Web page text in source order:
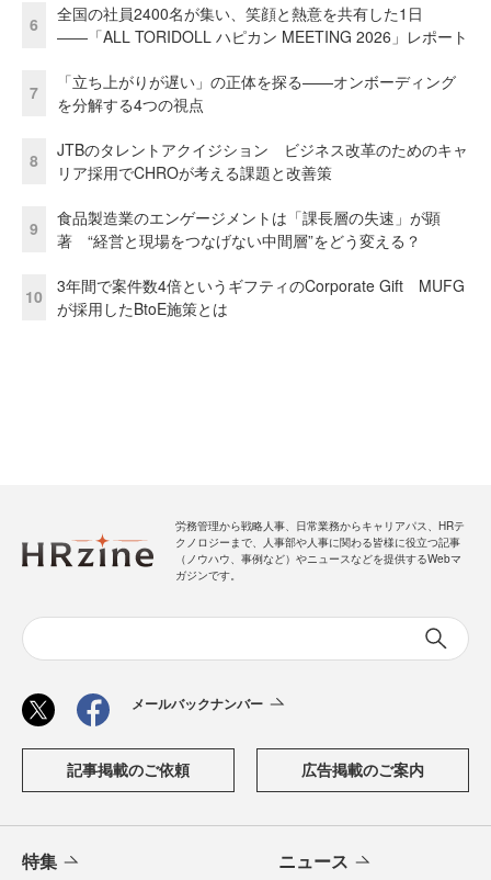
6
全国の社員2400名が集い、笑顔と熱意を共有した1日
――「ALL TORIDOLL ハピカン MEETING 2026」レポート
7
「立ち上がりが遅い」の正体を探る——オンボーディング
を分解する4つの視点
8
JTBのタレントアクイジション ビジネス改革のためのキャ
リア採用でCHROが考える課題と改善策
9
食品製造業のエンゲージメントは「課長層の失速」が顕
著 “経営と現場をつなげない中間層”をどう変える？
10
3年間で案件数4倍というギフティのCorporate Gift MUFG
が採用したBtoE施策とは
労務管理から戦略人事、日常業務からキャリアパス、HRテ
クノロジーまで、人事部や人事に関わる皆様に役立つ記事
（ノウハウ、事例など）やニュースなどを提供するWebマ
ガジンです。
メールバックナンバー
記事掲載のご依頼 広告掲載のご案内
特集 ニュース